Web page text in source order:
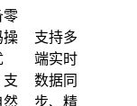
零
操
支
然
支持多
端实时
数据同
步、精